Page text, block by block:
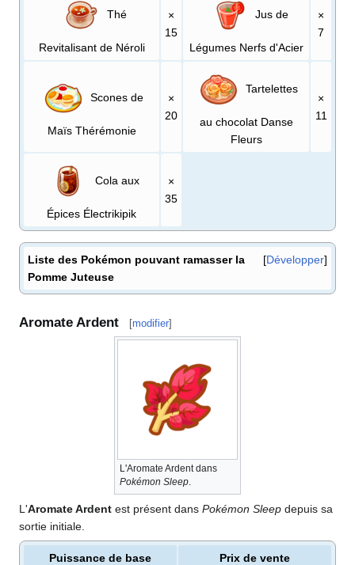
Thé
Revitalisant de Néroli
×
15
Jus de
Légumes Nerfs d'Acier
×
7
Scones de
Maïs Thérémonie
×
20
Tartelettes
au chocolat Danse
Fleurs
×
11
Cola aux
Épices Électrikipik
×
35
Développer
Liste des Pokémon pouvant ramasser la
Pomme Juteuse
Aromate Ardent [modifier]
L'Aromate Ardent dans
Pokémon Sleep.
L'Aromate Ardent est présent dans Pokémon Sleep depuis sa
sortie initiale.
Puissance de base Prix de vente